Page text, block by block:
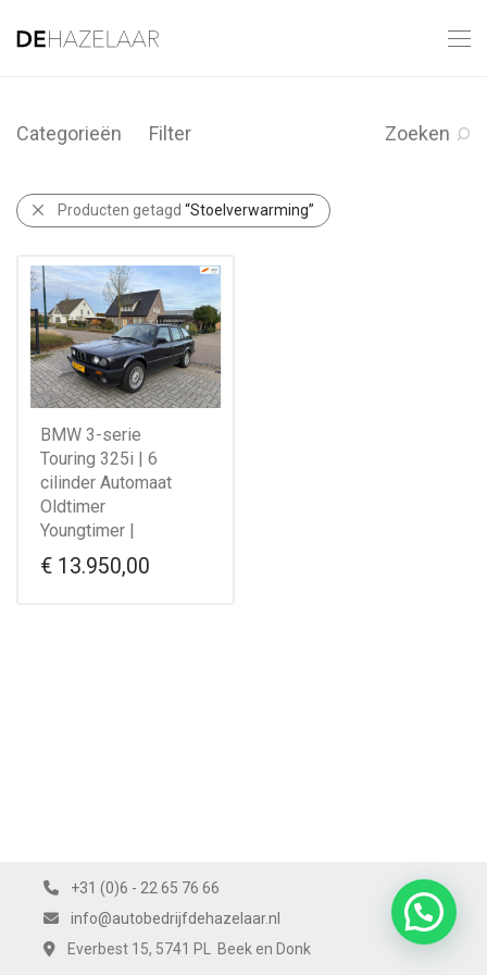
Categorieën Filter Zoeken
Producten getagd “Stoelverwarming”
BMW 3-serie
Touring 325i | 6
cilinder Automaat
Oldtimer
Youngtimer |
€ 13.950,00
+31 (0)6 - 22 65 76 66
info@autobedrijfdehazelaar.nl
Everbest 15, 5741 PL Beek en Donk